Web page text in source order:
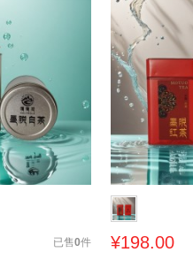
已售0件 ¥198.00